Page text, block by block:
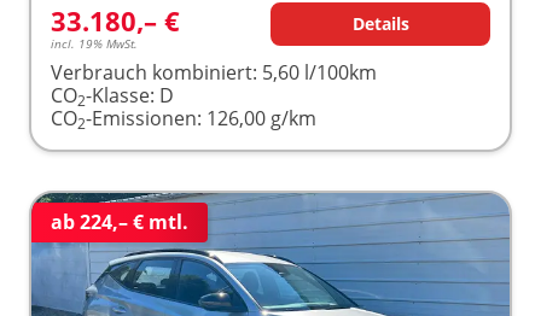
33.180,– €
incl. 19% MwSt.
Details
Verbrauch kombiniert: 5,60 l/100km
CO2-Klasse: D
CO2-Emissionen: 126,00 g/km
ab 224,– € mtl.